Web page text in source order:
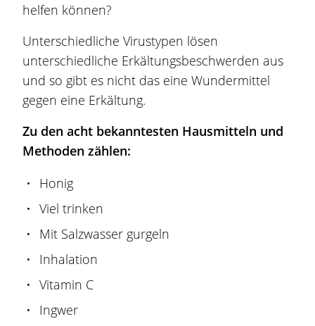
helfen können?
Unterschiedliche Virustypen lösen
unterschiedliche Erkältungsbeschwerden aus
und so gibt es nicht das eine Wundermittel
gegen eine Erkältung.
Zu den acht bekanntesten Hausmitteln und
Methoden zählen:
Honig
Viel trinken
Mit Salzwasser gurgeln
Inhalation
Vitamin C
Ingwer